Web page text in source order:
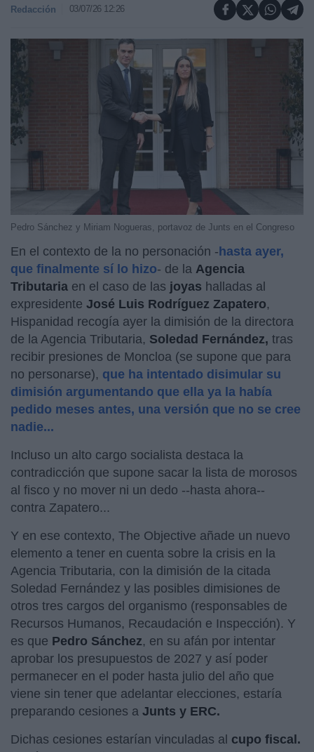
Redacción 03/07/26 12:26
Pedro Sánchez y Miriam Nogueras, portavoz de Junts en el Congreso
En el contexto de la no personación -hasta ayer,
que finalmente sí lo hizo- de la Agencia
Tributaria en el caso de las joyas halladas al
expresidente José Luis Rodríguez Zapatero,
Hispanidad recogía ayer la dimisión de la directora
de la Agencia Tributaria, Soledad Fernández, tras
recibir presiones de Moncloa (se supone que para
no personarse), que ha intentado disimular su
dimisión argumentando que ella ya la había
pedido meses antes, una versión que no se cree
nadie...
Incluso un alto cargo socialista destaca la
contradicción que supone sacar la lista de morosos
al fisco y no mover ni un dedo --hasta ahora--
contra Zapatero...
Y en ese contexto, The Objective añade un nuevo
elemento a tener en cuenta sobre la crisis en la
Agencia Tributaria, con la dimisión de la citada
Soledad Fernández y las posibles dimisiones de
otros tres cargos del organismo (responsables de
Recursos Humanos, Recaudación e Inspección). Y
es que Pedro Sánchez, en su afán por intentar
aprobar los presupuestos de 2027 y así poder
permanecer en el poder hasta julio del año que
viene sin tener que adelantar elecciones, estaría
preparando cesiones a Junts y ERC.
Dichas cesiones estarían vinculadas al cupo fiscal.